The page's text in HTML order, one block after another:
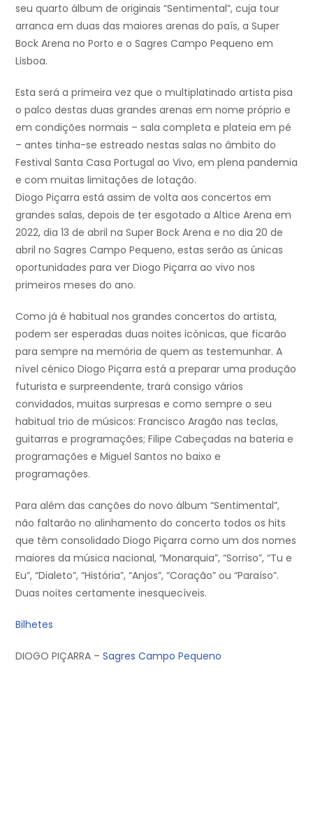
seu quarto álbum de originais “Sentimental”, cuja tour
arranca em duas das maiores arenas do país, a Super
Bock Arena no Porto e o Sagres Campo Pequeno em
Lisboa.
Esta será a primeira vez que o multiplatinado artista pisa
o palco destas duas grandes arenas em nome próprio e
em condições normais – sala completa e plateia em pé
– antes tinha-se estreado nestas salas no âmbito do
Festival Santa Casa Portugal ao Vivo, em plena pandemia
e com muitas limitações de lotação.
Diogo Piçarra está assim de volta aos concertos em
grandes salas, depois de ter esgotado a Altice Arena em
2022, dia 13 de abril na Super Bock Arena e no dia 20 de
abril no Sagres Campo Pequeno, estas serão as únicas
oportunidades para ver Diogo Piçarra ao vivo nos
primeiros meses do ano.
Como já é habitual nos grandes concertos do artista,
podem ser esperadas duas noites icónicas, que ficarão
para sempre na memória de quem as testemunhar. A
nível cénico Diogo Piçarra está a preparar uma produção
futurista e surpreendente, trará consigo vários
convidados, muitas surpresas e como sempre o seu
habitual trio de músicos: Francisco Aragão nas teclas,
guitarras e programações; Filipe Cabeçadas na bateria e
programações e Miguel Santos no baixo e
programações.
Para além das canções do novo álbum “Sentimental”,
não faltarão no alinhamento do concerto todos os hits
que têm consolidado Diogo Piçarra como um dos nomes
maiores da música nacional, “Monarquia”, “Sorriso”, “Tu e
Eu”, “Dialeto”, “História”, “Anjos”, “Coração” ou “Paraíso”.
Duas noites certamente inesquecíveis.
Bilhetes
DIOGO PIÇARRA – Sagres Campo Pequeno